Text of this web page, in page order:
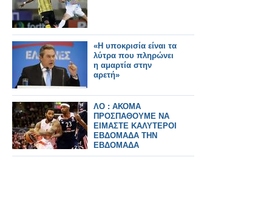
«Η υποκρισία είναι τα
λύτρα που πληρώνει
η αμαρτία στην
αρετή»
ΛΟ : ΑΚΟΜΑ
ΠΡΟΣΠΑΘΟΥΜΕ ΝΑ
ΕΙΜΑΣΤΕ ΚΑΛΥΤΕΡΟΙ
ΕΒΔΟΜΑΔΑ ΤΗΝ
ΕΒΔΟΜΑΔΑ